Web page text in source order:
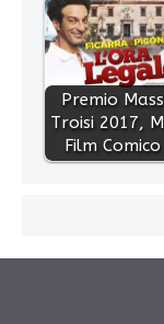
Premio
Troisi 2017,
Film